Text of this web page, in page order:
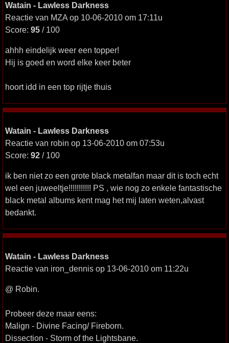
Watain - Lawless Darkness
Reactie van MZA op 10-06-2010 om 17:11u
Score: 95 / 100
ahhh eindelijk weer een topper!
Hij is goed en word elke keer beter
hoort idd in een top rijtje thuis
Watain - Lawless Darkness
Reactie van robin op 13-06-2010 om 07:53u
Score: 92 / 100
ik ben niet zo een grote black metalfan maar dit is toch echt
wel een juweeltje!!!!!!!!!!! PS , wie nog zo enkele fantastische
black metal albums kent mag het mij laten weten,alvast
bedankt.
Watain - Lawless Darkness
Reactie van iron_dennis op 13-06-2010 om 11:22u
@ Robin.
Probeer deze maar eens:
Malign - Divine Facing/ Fireborn.
Dissection - Storm of the Lightsbane.